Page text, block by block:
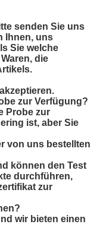
senden Sie uns
Ihnen, uns
Sie welche
die
zur Verfügung?
Probe zur
ist, aber Sie
von uns bestellten
können den Test
durchführen,
zur
wir bieten einen